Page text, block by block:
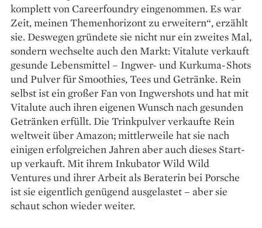
komplett von ­Careerfoundry eingenommen. Es war
Zeit, meinen Themenhorizont zu erweitern“, erzählt
sie. Des­wegen gründete sie nicht nur ein zweites Mal,
sondern wechselte auch den Markt: Vitalute verkauft
gesunde Lebensmittel – Ingwer- und Kurkuma-Shots
und Pulver für Smoothies, Tees und Getränke. Rein
selbst ist ein großer Fan von Ingwer­shots und hat mit
Vitalute auch ihren eigenen Wunsch nach gesunden
Getränken erfüllt. Die Trink­pulver verkaufte Rein
weltweit über Amazon; mittlerweile hat sie nach
einigen erfolgreichen Jahren aber auch dieses Start-
up verkauft. Mit ihrem Inkubator Wild Wild
Ventures und ihrer Arbeit als Beraterin bei Porsche
ist sie eigentlich genügend ausgelastet – aber sie
schaut schon wieder weiter.